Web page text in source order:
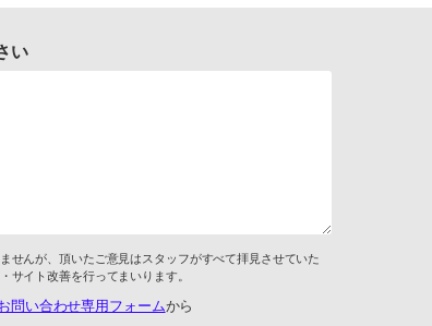
い
せんが、頂いたご意見はスタッフがすべて拝見させていた
サイト改善を行ってまいります。
問い合わせ専用フォームから